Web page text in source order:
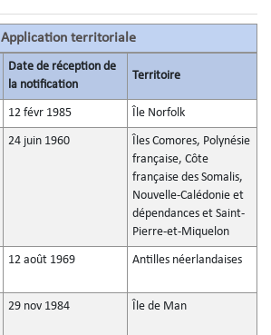
Application territoriale
Date de réception de
la notification
Territoire
12 févr 1985 Île Norfolk
24 juin 1960
Îles Comores, Polynésie
française, Côte
française des Somalis,
Nouvelle-Calédonie et
dépendances et Saint-
Pierre-et-Miquelon
12 août 1969 Antilles néerlandaises
29 nov 1984 Île de Man